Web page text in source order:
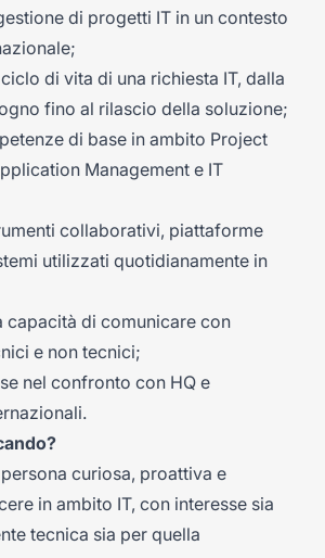
di progetti IT in un contesto
di vita di una richiesta IT, dalla
fino al rilascio della soluzione;
di base in ambito Project
Management e IT
collaborativi, piattaforme
utilizzati quotidianamente in
capacità di comunicare con
e non tecnici;
nel confronto con HQ e
curiosa, proattiva e
in ambito IT, con interesse sia
tecnica sia per quella